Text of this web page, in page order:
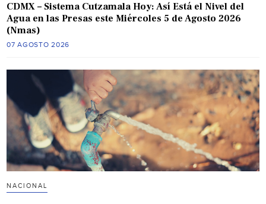
CDMX – Sistema Cutzamala Hoy: Así Está el Nivel del
Agua en las Presas este Miércoles 5 de Agosto 2026
(Nmas)
07 AGOSTO 2026
NACIONAL